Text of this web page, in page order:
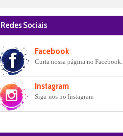
Redes Sociais
Facebook
Curta nossa página no Facebook.
Instagram
Siga-nos no Instagram